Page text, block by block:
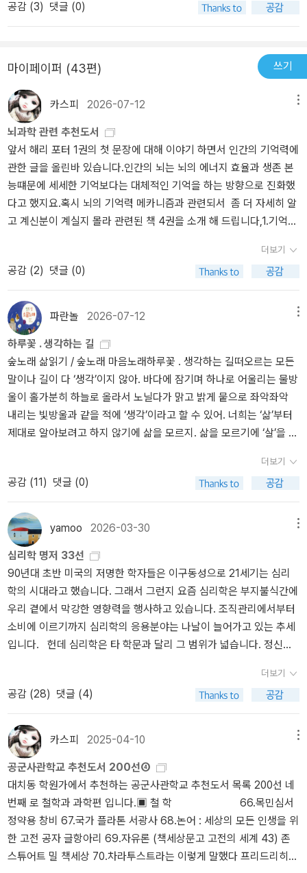
트버스키가 행동경제학이라는 학문을 어떻게 시작했고 발전시켰는지
그 과정이 차근차근 전개된다. 이스라엘을 대표하는 학자인 대니얼
수상한 천재 심리학자. 고전경제학의 프레임을 완전히 뒤엎은 ‘행동
경제학’의 창시자. 심리학과 경제학의 경계를 허물고 인간의 비합리
성과 그에 따른 의사결정에 관한 연구를 통해 경제주체의 이면을 발
견한 독보적 지성인.대니얼 카너먼은 예루살렘 히브리대학에서 심리
학을 전공한 뒤 캘리포니아대학 버클리 캠퍼스에서 심리학 박사학위
를 받았다. 미시건대학과 케임브리지대학 응용심리연구소 과학자, 인
지연구센터CENTER FOR COGNITIVE STUDIES 연구원으로 활동했
으며, 하버드대학에서 심리학을 강의했다. 현재 프린스턴대학 명예교
수이며, 비즈니스와 사회공헌 분야 컨설팅 회사인 ‘더 그레이티스트
굿THE GREATEST GOOD’의 설립자이기도 하다.‘불확실한 상황에
리학자인 그가 노벨경제학상을 수상할 수 있었던 이유는 심리학과 경
제학을 완벽히 융합했기 때문이다. 카너먼과 동료 트버스키가 전망
이론을 발표한 1979년은 ‘행동경제학의 원년’으로 불린다.2005년
이스라엘 국민이 뽑은 ‘역사상 가장 위대한 이스라엘인’으로 선정되었
고, 2007년에는 평생을 심리학에 바쳐 이룩한 탁월한 기여를 인정받
아 미국심리학협회AMERICAN PSYCHOLOGICAL ASSOCIATION
가 수여하는 공로상을 받았다. 2011년 〈포린 폴리시FOREIGN POLIC
Y〉 선정 ‘세계 일류 사상가’, 〈블룸버그〉 선정 ‘세계 금융 분야에서 가장
영향력 있는 50인’에 이름을 올렸다.˝직관에 의해 바로 판단하는 시스
템 1과 나름 숙고해서 판단을 하려고 노력하는 시스템 2의 차이점을
느끼며 보다 더 합리적인 판단을 가능하도록 도움을 줄 수 있는 책이
이 필요했다.
한다. 그러니 “어떻게 사람이 변하니?” 따위의 영화 대사는 설 자리가
없다. 대개 우리는 누구보다 자기 자신을 가장 잘 이해한다고 착각한
계, 정성적 평가, 객관적 능력의 종합적 판단과 차이가 있다는 의미일
까. 내가 누구인지 말할 수 있는 자는 누구냐고 울부짖던 리어왕이 아
니라도 하나의 세계를 파괴하고 알에서 껍질을 깨고 다른 세상으로
나아가고 싶었던 싱클레어와 같은 욕망은 없어도 우리는 스스로 자기
인식의 오해로부터 자유로울 수 없는 운명이다. 그 오해와 변명에 대
한 고찰이 심리학의 연구 영역일 것이다. 실험심리학의 아버지 분트
이후 인간의 마음이 증명될 수 있는 과학적 진리의 영역에 한 자리를
잡기 시작했다. 수많은 사람의 일관된 오류, 불합리한 선택, 비이성적
행동은 우리가 자기 자신을 이해하려는 눈물겨운 노력이다. 끝내 우
리는 우리를 이해할 수 있을까. 고전 경제학에 마침표를 찍고 행동경
를 하는 인간은 없다는 사실이 증명되는 듯했다. 부동산 가격이 오르
지 않는 실수요자들은 곧 후회와 아쉬움의 술잔을 기울이리라. 그러
나 노여워하거나 슬퍼할 필요가 없다. 인간의 생각은 원래 그렇다. 디
폴트 값이니 개인의 실수나 잘못이 아니라는 위로는 가능하다. 한발
더 나아가 『넛지』의 저자인 리처드 탈러는 오바마 행정부의 경제 자
문이었다. 현실 정치에 행동경제학이 뛰어든 사례다. 나심 탈레브는
『블랙 스완』으로 인간의 속성과 경제 체제를 까발렸다. 누구나 멍청
하다. 똑똑한 ‘척’하는 사람의 설명과 판단을 좇는 순간 망한다. “누구
나 나름대로 계획이 있다. 링에 올라와 처맞기 전까지는.”이라는 타이
슨의 다소 과격한 조롱이 미래를 예측하고 정답을 외치는 사람들에게
각하고 직관적인 반응체계* 시스템 2 : 느리게 생각하고 고심하면서
개의 시스템이 들어 있다. 대개 시스템 1은 본능에 가깝다. 생존을 위
해 움직인다. 생각보다 혀가 먼저 움직이고 눈이 손보다 빠른 이유다.
대개 변연계가 담당하는 영역이리라. 시스템 2는 논리와 이성의 영역
이다. 가장 마지막에 진화한 신피질에 해당하는 영역이다. 대니얼 카
너먼은 「불확실한 상황에서의 판단Judgement Under Uncertainty :
어림짐작과 편향Heuristics and Bias」에서 기나긴 인간의 착각에 마
침표를 찍었다. 「선택, 가치, 틀짜기Choices, Values, and Frames」
와 함께 이 책의 부록으로 실린 두 편의 기념비적 논문은 숱한 논란의
출발이 되었고 경제학뿐만 아니라 인간 존재에 대한 성찰을 촉발했
다. 우리는 ‘이콘Econ : 합리적 이론의 토대에 발을 딛고 사는 허구의
재’일까. 대체로 ‘기억하는 자아 : 삶의 점수를 기록하고 선택하는 자
아’가 ‘경험하는 자아 : 실제로 살아가는 자아’를 압도한다. 인간의 뇌
에서 벌어지는 숱한 오류가 시스템 1과 시스템 2, 즉 이콘과 휴먼의
충돌과 어색한 화해 때문이라면 인간의 행복과 불행은 대개 기억하는
자아와 경험하는 자아의 간극 때문이다. 매 순간 선택의 순간이 온다.
어림짐작과 편향은 일상이 되어 한 인간의 정체성이 되고 성향과 성
격을 좌우한다. 이 책은 그 모든 순간, 그 모든 자유 의지를 회의적 시
선으로 바라본다. 당신의 판단, 당신의 결정, 당신의 선택은 과연 괜찮
으냐고. 지식 생산자 사이에 유통되는 논문이 아니라 대중적 글쓰기
공감 (3) 댓글 (0)
마이페이퍼 (43편) 쓰기
카스피 2026-07-12
뇌과학 관련 추천도서
앞서 해리 포터 1권의 첫 문장에 대해 이야기 하면서 인간의 기억력에
관한 글을 올린바 있습니다.인간의 뇌는 뇌의 에너지 효율과 생존 본
능떄문에 세세한 기억보다는 대체적인 기억을 하는 방향으로 진화했
다고 했지요.혹시 뇌의 기억력 메카니즘과 관련되서 좀 더 자세히 알
고 계신분이 계실지 몰라 관련된 책 4권을 소개 해 드립니다,1.기억하
학과 이인아 교수가 쓴 책으로,인간은 왜 세세하게 기억하지 못하는
가를 가장 정확하게 담겨 있는데 인간의 뇌가 왜 모든 것을 기억하지
않고 대략적인 '맥락'만 기억하는지, 왜 '망각'이 인간 생존에 필수적인
축복인지를 뇌인지과학적 관점에서 아주 쉽게 풀어내고 있습니다.한
마디로 '뇌는 완벽하게 기억하지 않고, 생존을 위해 취사선택한다.'가
핵심이라고 할 수 있지요.2.기억한다는 착각-차란 란가나스/김승욱
역(김영사) 세계적인 기억 연구 권위자인 캘리포니아대(UC데이비
스) 교수가 저술한 책으로 뇌가 왜 사소한 디테일을 지우고 '에센스
(핵심)'만 남기는지, 그리고 기존의 지식 틀(스키마)이 기억을 어떻게
왜곡하고 단순화하는지 심리학과 신경과학을 결합하여 흥미롭게 설
명하고 있습니다.'인간의 기억은 비디오카메라가 아니라, 필요에 따라
대상: 인간이 기억을 '대체적으로' 하는 과정에서 발생하는 기억 오류
와 심리적 현상에 관심이 많은 분.3.기억의 뇌과학– 리사 제노바 지음
/ 윤승희 역 (웅진지식하우스)신경학자이자 소설가인 저자가 쓴 대중
적인 뇌과학관련 베스트셀러로 초보자가 읽기 쉬운 책입니다. 우리가
일상에서 세부적인 것을 잊어버리는 이유를 '주의력(Attention)'과
'뇌의 효율성' 측면에서 다루고 있는데 뇌가 모든 자극을 기억할 수 없
기 때문에 발생하는 일상적인 망각의 원리를 따뜻하고 명쾌하게 서술
하고 있습니다.'망각은 뇌의 고장이 아니라, 지극히 정상적인 시스템
이다.'가 이 책의 핵심주제라고 할 수 있겠네요.추천 대상: 딱딱한 과
학 이론보다 일상적인 예시를 통해 기억과 망각의 원리를 알고 싶은
분.4.생각에 관한 생각-대니얼 카너먼 지음 (김영사) 노벨 경제학상
을 수상한 천재 심리학자 대니얼 카너먼의 명저로 뇌가 에너지를 아
직관(시스템 1)을 사용하는 메커니즘을 완벽하게 증명하고 있어서 앞
책이라고 할 수 있습니다.'인간은 최소한의 인지 에너지만 쓰려는 '인
지적 구두쇠'다.'가 이 책의 핵심 키워드라고 할 수 있겠네요.추천 대
상: 뇌의 효율성 극대화 성향이 인간의 기억, 판단, 선택에 어떤 영향
을 미치는지 거시적으로 알고 싶은 분.뇌과학에 관심이 있으신 분들
은 한번 읽어 보시길 추천드립니다.by caspi
더보기
공감 (2) 댓글 (0)
파란놀 2026-07-12
하루꽃 . 생각하는 길
숲노래 삶읽기 / 숲노래 마음노래하루꽃 . 생각하는 길떠오르는 모든
말이나 길이 다 ‘생각’이지 않아. 바다에 잠기며 하나로 어울리는 물방
울이 홀가분히 하늘로 올라서 노닐다가 맑고 밝게 뭍으로 좌악좌악
내리는 빛방울과 같을 적에 ‘생각’이라고 할 수 있어. 너희는 ‘삶’부터
제대로 알아보려고 하지 않기에 삶을 모르지. 삶을 모르기에 ‘살’을 입
‘삶’과 ‘사람’을 모르니까 ‘사랑’은 도무지 알 턱이 없어. ‘사랑’을 알면
서 깨우고 싶다면, 삶부터 바라보면서 눈뜰 노릇이고, 사람으로서 이
별에서 어떤 사이로 지내는지 배워서 익혀야겠지. 삶을 짓는 사람으
로서 사랑을 하기에 ‘생각’을 편단다. ‘생각’을 펼 줄 알 적에는, 어느덧
철들어서 어질게 눈뜬다는 뜻이야. 그래서 철이 안 들거나 사랑을 모
르고 등지거나 삶짓기를 까맣게 잊은 채 뭘 자꾸 뚝딱거리는 짓은 ‘생
각’이 아닌 ‘꾀’라고 해. ‘꾀’를 부리는 길은 ‘생각’이 아니야. ‘생각흉
내’요 ‘생각척’이지. 누구나 생각하는 길을 가되, 아무나 생각길을 걷
지 않아. 삶을 배우고 익혀서 하루를 짓는 사람으로 일어서는 동안 스
스럼없이 사랑을 꽃피울 적에 문득 웃으면서 노랫가락으로 일으키는
‘생각’이야. 숱한 사람은 ‘생각하다’를 모르는 채 ‘꾀하다’를 하지만, 스
지 않아. 모든 사람과 숨결이 하늘과 바다처럼 함께 담는 ‘마음’에서
샘솟는 ‘생각’이니, 갑자기 뚝딱거리듯 ‘만들’거나 ‘만지’려고 할 적에
는 ‘꾀’나 ‘꿍꿍이’나 ‘꾸미기’란다. ‘꾸미’면 얼핏 “생각처럼 보일” 테
지. “-처럼 보이”면서 속이려고 하는 짓인 ‘꾸미기·꿍꿍이·꾀’야. 너는
“생각처럼 보이게 꾸미기”가 아닌 “생각하는 길”을 가면 돼. 2026.6.
21.해.ㅍㄹㄴ글 : 숲노래·파란놀(최종규). 낱말책을 쓴다. 《열두 달 소
꿉노래》, 《새로 쓰는 말밑 꾸러미 사전》, 《미래세대를 위한 우리말과
문해력》, 《들꽃내음 따라 걷다가 작은책집을 보았습니다》, 《우리말
꽃》, 《쉬운 말이 평화》, 《곁말》, 《책숲마실》, 《우리말 수수께끼 동
시》, 《시골에서 살림 짓는 즐거움》, 《이오덕 마음 읽기》을 썼다. blo
g.naver.com/hbooklove
더보기
공감 (11) 댓글 (0)
yamoo 2026-03-30
심리학 명저 33선
90년대 초반 미국의 저명한 학자들은 이구동성으로 21세기는 심리
학의 시대라고 했습니다. 그래서 그런지 요즘 심리학은 부지불식간에
우리 곁에서 막강한 영향력을 행사하고 있습니다. 조직관리에서부터
소비에 이르기까지 심리학의 응용분야는 나날이 늘어가고 있는 추세
입니다. 헌데 심리학은 타 학문과 달리 그 범위가 넓습니다. 정신분
심리학 분야는 매력적입니다. 매우 정치한 이론서에서부터 자기계발
서에 이르기까지 광범위하게 걸쳐있습니다. 그래서 어떤 책을 읽느냐
가 중요합니다. 피가 되고 살이되는 심리학 명저 33권을 선정해 봤습
니다. 제가 읽어 보고 좋았던 책입니다. 저도 추천받아 읽었던 책인데
나만 알고 있긴 아까워 리스트를 공유합니다. 심리학 명저 33선
1. 윌리엄 제임스, <심리학의 원리>, 민음사 2. 지그문트 프로이트, <
꿈의 해석> 3. 칼 구스타프 융, <무의식의 분석>, 선영사 4. 알프레드
아들러, <아들러 심리학 입문>, 스타북스 5. 대니얼 카너먼, <생각에
관한 생각>, 김영사 6. 에릭 호퍼, <맹신자들>, 궁리 7. B. F. 스키너,
<자유와 존엄을 넘어서>, 부글북스 8. 대니얼 길버트, <행복에 걸려
비틀거리다>, 김영사 9. 에리히 프롬, <인간의 마음>, 홍신문화사 1
더보기
공감 (28) 댓글 (4)
카스피 2025-04-10
공군사관학교 추천도서 200선④
대치동 학원가에서 추천하는 공군사관학교 추천도서 목록 200선 네
번째 로 철학과 과학편 입니다.▣ 철 학 66.목민심서
정약용 창비 67.국가 플라톤 서광사 68.논어 : 세상의 모든 인생을 위
한 고전 공자 글항아리 69.자유론 (책세상문고 고전의 세계 43) 존
스튜어트 밀 책세상 70.차라투스트라는 이렇게 말했다 프리드리히